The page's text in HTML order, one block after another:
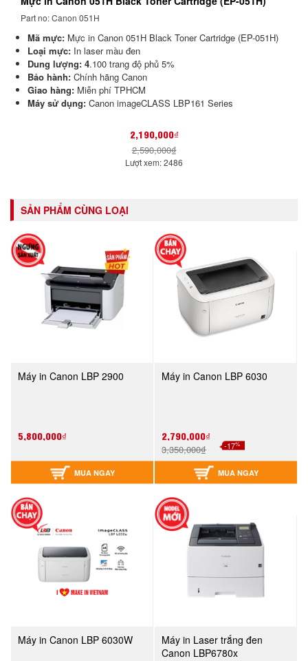
Part no: Canon 051H
Mã mực: Mực in Canon 051H Black Toner Cartridge (EP-051H)
Loại mực: In laser màu đen
Dung lượng: 4.100 trang độ phủ 5%
Bảo hành: Chính hãng Canon
Giao hàng: Miễn phí TPHCM
Máy sử dụng: Canon imageCLASS LBP161 Series
2,190,000₫
2,590,000₫
Lượt xem: 2486
SẢN PHẨM CÙNG LOẠI
Máy in Canon LBP 2900
5,800,000₫
MUA NGAY
Máy in Canon LBP 6030
2,790,000₫
3,350,000₫ -17%
MUA NGAY
Máy in Canon LBP 6030W
Máy in Laser trắng đen
Canon LBP6780x